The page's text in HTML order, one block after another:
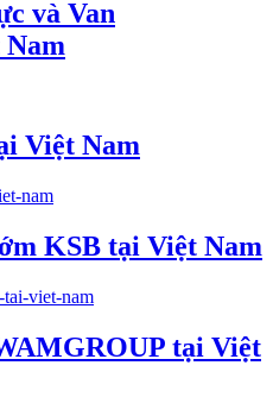
và Van
Việt Nam
KSB tại Việt Nam
tại Việt